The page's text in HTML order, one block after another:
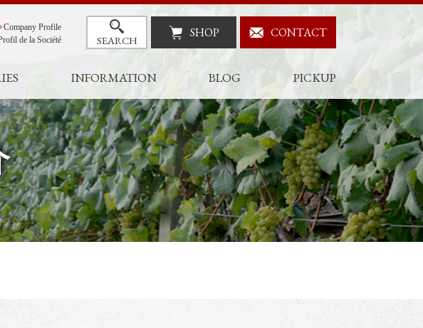
Company Profile
de la Société SEARCH SHOP CONTACT
INFORMATION BLOG PICKUP